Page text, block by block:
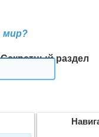
мир?
Секретный раздел